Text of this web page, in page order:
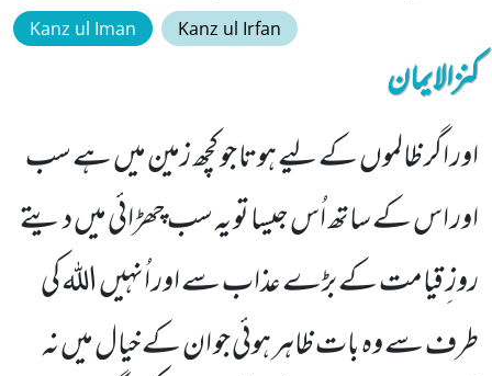
Kanz ul Iman Kanz ul Irfan
کنزالایمان
اور اگر ظالموں کے لیے ہوتا جو کچھ زمین میں ہے سب
اور اس کے ساتھ اُس جیسا تو یہ سب چھڑائی میں دیتے
روز ِ قیامت کے بڑے عذاب سے اور اُنہیں اللہ کی
طرف سے وہ بات ظاہر ہوئی جو ان کے خیال میں نہ